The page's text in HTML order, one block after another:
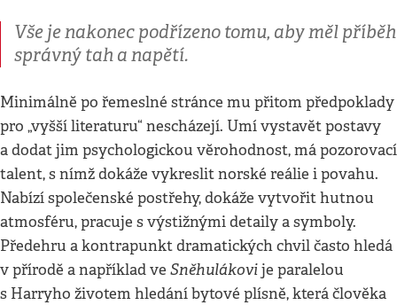
Vše je nakonec podřízeno tomu, aby měl příběh
správný tah a napětí.
Minimálně po řemeslné stránce mu přitom předpoklady
pro „vyšší literaturu“ nescházejí. Umí vystavět postavy
a dodat jim psychologickou věrohodnost, má pozorovací
talent, s nímž dokáže vykreslit norské reálie i povahu.
Nabízí společenské postřehy, dokáže vytvořit hutnou
atmosféru, pracuje s výstižnými detaily a symboly.
Předehru a kontrapunkt dramatických chvil často hledá
v přírodě a například ve Sněhulákovije paralelou
s Harryho životem hledání bytové plísně, která člověka